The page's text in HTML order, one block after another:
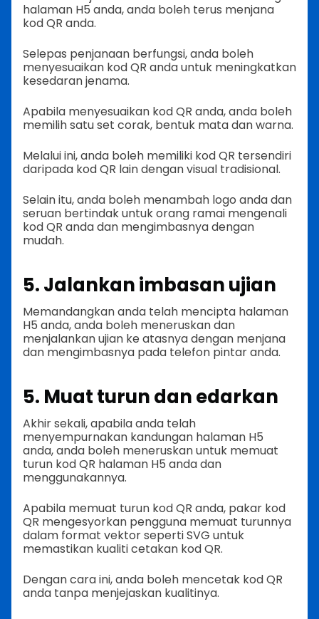
halaman H5 anda, anda boleh terus menjana
kod QR anda.
Selepas penjanaan berfungsi, anda boleh
menyesuaikan kod QR anda untuk meningkatkan
kesedaran jenama.
Apabila menyesuaikan kod QR anda, anda boleh
memilih satu set corak, bentuk mata dan warna.
Melalui ini, anda boleh memiliki kod QR tersendiri
daripada kod QR lain dengan visual tradisional.
Selain itu, anda boleh menambah logo anda dan
seruan bertindak untuk orang ramai mengenali
kod QR anda dan mengimbasnya dengan
mudah.
5. Jalankan imbasan ujian
Memandangkan anda telah mencipta halaman
H5 anda, anda boleh meneruskan dan
menjalankan ujian ke atasnya dengan menjana
dan mengimbasnya pada telefon pintar anda.
5. Muat turun dan edarkan
Akhir sekali, apabila anda telah
menyempurnakan kandungan halaman H5
anda, anda boleh meneruskan untuk memuat
turun kod QR halaman H5 anda dan
menggunakannya.
Apabila memuat turun kod QR anda, pakar kod
QR mengesyorkan pengguna memuat turunnya
dalam format vektor seperti SVG untuk
memastikan kualiti cetakan kod QR.
Dengan cara ini, anda boleh mencetak kod QR
anda tanpa menjejaskan kualitinya.